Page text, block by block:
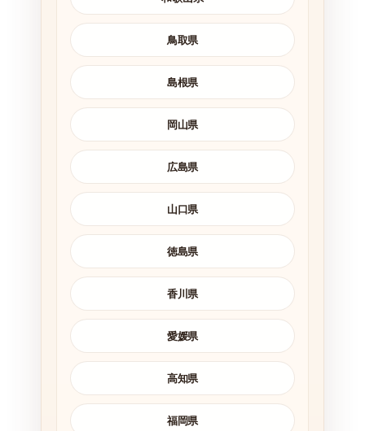
鳥取県
島根県
岡山県
広島県
山口県
徳島県
香川県
愛媛県
高知県
福岡県